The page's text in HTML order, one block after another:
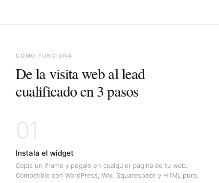
CÓMO FUNCIONA
De la visita web al lead
cualificado en 3 pasos
01
Instala el widget
Copia un iframe y pégalo en cualquier página de tu web.
Compatible con WordPress, Wix, Squarespace y HTML puro.